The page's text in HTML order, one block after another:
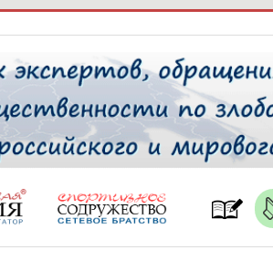
ТАБЛО АКТИВНОСТИ